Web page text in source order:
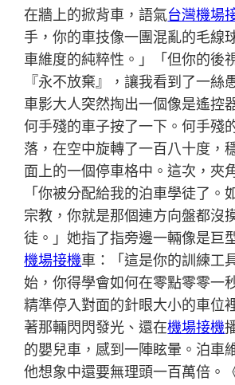
在牆上的掀背車，語氣台灣機場
手，你的車技像一團混亂的毛線
車維度的純粹性。」「但你的
『永不放棄』，讓我看到了一絲
車影大人突然掏出一個像是遙控
何手殘的車子按了一下。何手殘
落，在空中旋轉了一百八十度，
面上的一個停車格中。這次，
「你被分配給我的泊車學徒了。
宗教，你就是那個連方向盤都沒
徒。」她指了指旁邊一輛像是巨
機場接機車：「這是你的訓練工
始，你得學會如何在零點零零一
精準停入對面的針眼大小的車位
著那輛閃閃發光、還在機場接機
的嬰兒車，感到一陣眩暈。泊車
他想象中還要無理頭一百萬倍。